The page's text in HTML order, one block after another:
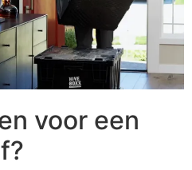
voor een